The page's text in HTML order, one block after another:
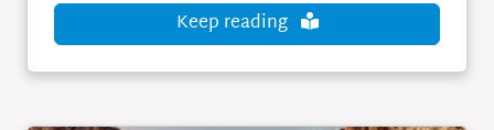
Keep reading